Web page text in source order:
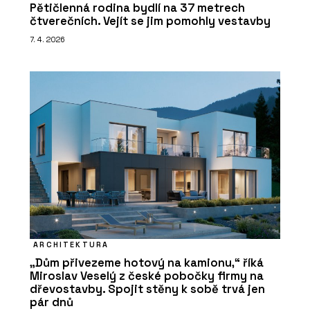
Pětičlenná rodina bydlí na 37 metrech
čtverečních. Vejít se jim pomohly vestavby
7. 4. 2026
ARCHITEKTURA
„Dům přivezeme hotový na kamionu,“ říká
Miroslav Veselý z české pobočky firmy na
dřevostavby. Spojit stěny k sobě trvá jen
pár dnů